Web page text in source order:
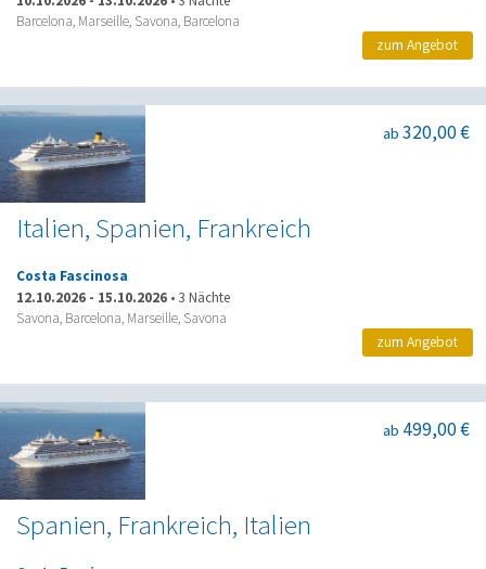
Barcelona, Marseille, Savona, Barcelona
zum Angebot
Italien, Spanien, Frankreich
ab 320,00 €
Costa Fascinosa
12.10.2026 - 15.10.2026 • 3 Nächte
Savona, Barcelona, Marseille, Savona
zum Angebot
Spanien, Frankreich, Italien
ab 499,00 €